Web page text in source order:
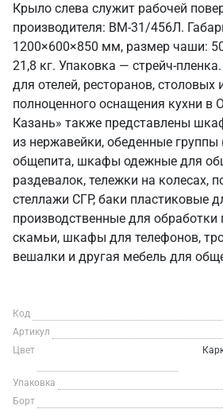
Крыло слева служит рабочей
производителя: ВМ-31/456Л.
1200×600×850 мм, размер чаши:
21,8 кг. Упаковка — стрейч-
для отелей, ресторанов, столовых
полноценного оснащения кухни в
Казань» также представлены
из нержавейки, обеденные
общепита, шкафы одежные для
раздевалок, тележки на колесах,
стеллажи СГР, баки пластиковые
производственные для обработки
скамьи, шкафы для телефонов,
вешалки и другая мебель для
Код
Артикул
Цвет
Упаковка
Борт